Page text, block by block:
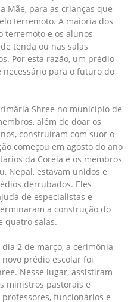
Mãe, para as crianças que
terremoto. A maioria dos
terremoto e os alunos
tenda ou nas salas
Por esta razão, um prédio
para o futuro do
Shree no município de
além de doar os
construíram com suor o
começou em agosto do ano
da Coreia e os membros
Nepal, estavam unidos e
derrubados. Eles
de especialistas e
a construção do
quatro salas.
2 de março, a cerimônia
prédio escolar foi
Nesse lugar, assistiram
ministros pastorais e
funcionários e